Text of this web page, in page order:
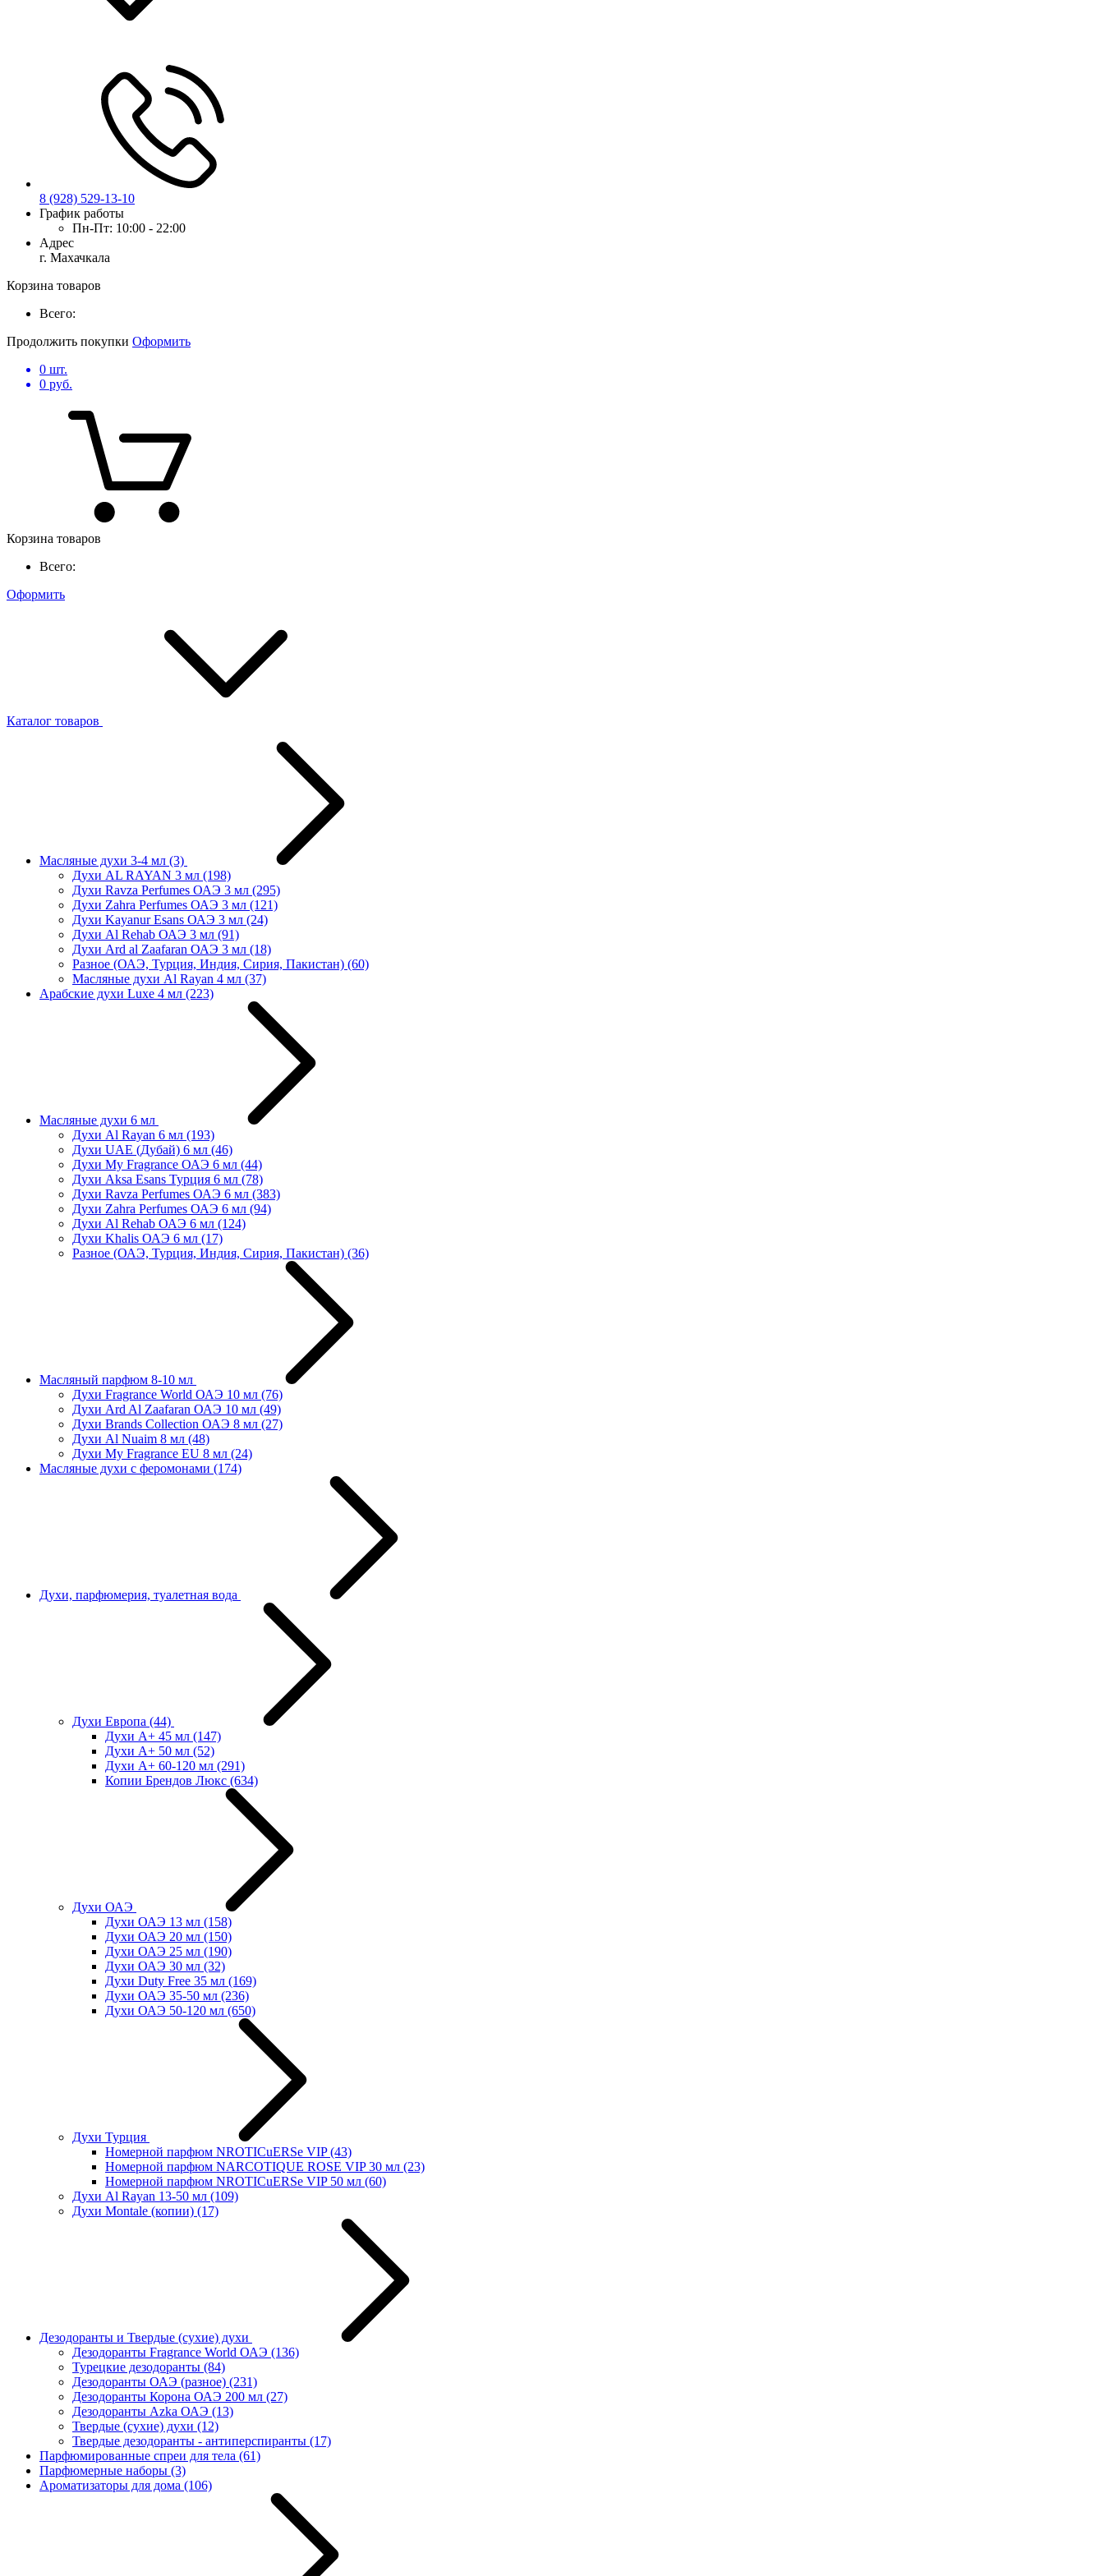
8 (928) 529-13-10
График работы
Пн-Пт: 10:00 - 22:00
Адрес
г. Махачкала
Корзина товаров
Всего:
Продолжить покупки Оформить
0 шт.
0 руб.
Корзина товаров
Всего:
Оформить
Каталог товаров
Масляные духи 3-4 мл (3)
Духи AL RAYAN 3 мл (198)
Духи Ravza Perfumes ОАЭ 3 мл (295)
Духи Zahra Perfumes ОАЭ 3 мл (121)
Духи Kayanur Esans ОАЭ 3 мл (24)
Духи Al Rehab ОАЭ 3 мл (91)
Духи Ard al Zaafaran ОАЭ 3 мл (18)
Разное (ОАЭ, Турция, Индия, Сирия, Пакистан) (60)
Масляные духи Al Rayan 4 мл (37)
Арабские духи Luxe 4 мл (223)
Масляные духи 6 мл
Духи Al Rayan 6 мл (193)
Духи UAE (Дубай) 6 мл (46)
Духи My Fragrance ОАЭ 6 мл (44)
Духи Aksa Esans Турция 6 мл (78)
Духи Ravza Perfumes ОАЭ 6 мл (383)
Духи Zahra Perfumes ОАЭ 6 мл (94)
Духи Al Rehab ОАЭ 6 мл (124)
Духи Khalis ОАЭ 6 мл (17)
Разное (ОАЭ, Турция, Индия, Сирия, Пакистан) (36)
Масляный парфюм 8-10 мл
Духи Fragrance World ОАЭ 10 мл (76)
Духи Ard Al Zaafaran ОАЭ 10 мл (49)
Духи Brands Collection ОАЭ 8 мл (27)
Духи Al Nuaim 8 мл (48)
Духи My Fragrance EU 8 мл (24)
Масляные духи с феромонами (174)
Духи, парфюмерия, туалетная вода
Духи Европа (44)
Духи А+ 45 мл (147)
Духи А+ 50 мл (52)
Духи А+ 60-120 мл (291)
Копии Брендов Люкс (634)
Духи ОАЭ
Духи ОАЭ 13 мл (158)
Духи ОАЭ 20 мл (150)
Духи ОАЭ 25 мл (190)
Духи ОАЭ 30 мл (32)
Духи Duty Free 35 мл (169)
Духи ОАЭ 35-50 мл (236)
Духи ОАЭ 50-120 мл (650)
Духи Турция
Номерной парфюм NROTICuERSe VIP(43)
Номерной парфюм NARCOTIQUE ROSE VIP 30 мл (23)
Номерной парфюм NROTICuERSe VIP 50 мл (60)
Духи Al Rayan 13-50 мл (109)
Духи Montale (копии) (17)
Дезодоранты и Твердые (сухие) духи
Дезодоранты Fragrance World ОАЭ (136)
Турецкие дезодоранты (84)
Дезодоранты ОАЭ (разное) (231)
Дезодоранты Корона ОАЭ 200 мл (27)
Дезодоранты Azka ОАЭ (13)
Твердые (сухие) духи (12)
Твердые дезодоранты - антиперспиранты (17)
Парфюмированные спреи для тела (61)
Парфюмерные наборы (3)
Ароматизаторы для дома (106)